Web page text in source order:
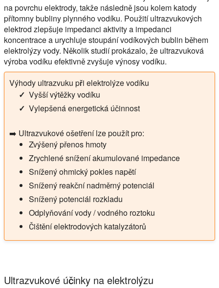
na povrchu elektrody, takže následně jsou kolem katody
přítomny bubliny plynného vodíku. Použití ultrazvukových
elektrod zlepšuje impedanci aktivity a impedanci
koncentrace a urychluje stoupání vodíkových bublin během
elektrolýzy vody. Několik studií prokázalo, že ultrazvuková
výroba vodíku efektivně zvyšuje výnosy vodíku.
Výhody ultrazvuku při elektrolýze vodíku
Vyšší výtěžky vodíku
Vylepšená energetická účinnost
➡️ Ultrazvukové ošetření lze použít pro:
Zvýšený přenos hmoty
Zrychlené snížení akumulované impedance
Snížený ohmický pokles napětí
Snížený reakční nadměrný potenciál
Snížený potenciál rozkladu
Odplyňování vody / vodného roztoku
Čištění elektrodových katalyzátorů
Ultrazvukové účinky na elektrolýzu